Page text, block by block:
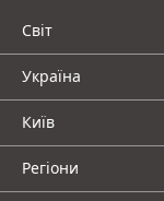
Світ
Україна
Київ
Регіони